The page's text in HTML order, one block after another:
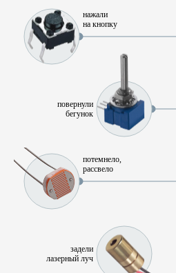
нажали
на кнопку
повернули
бегунок
потемнело,
рассвело
задели
лазерный луч